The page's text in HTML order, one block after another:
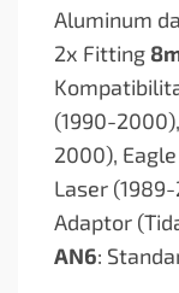
Aluminum
2x Fitting
(1990-
2000),
Laser
Adaptor
AN6: